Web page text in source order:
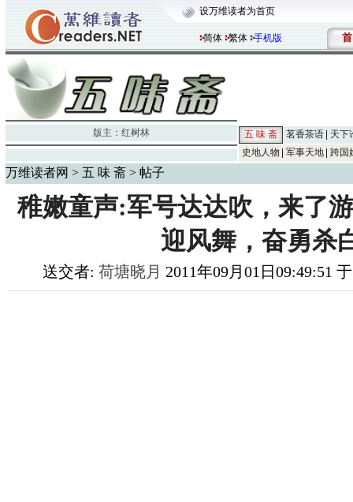
设万维读者为首页
简体 繁体 手机版 首
版主： 红树林 五 味 斋 茗香茶语
天下
史地人物
军事天地 跨国
万维读者网 > 五 味 斋 > 帖子
稚嫩童声:军号达达吹，来了
迎风舞，奋勇杀
送交者: 荷塘晓月 2011年09月01日09:49:51